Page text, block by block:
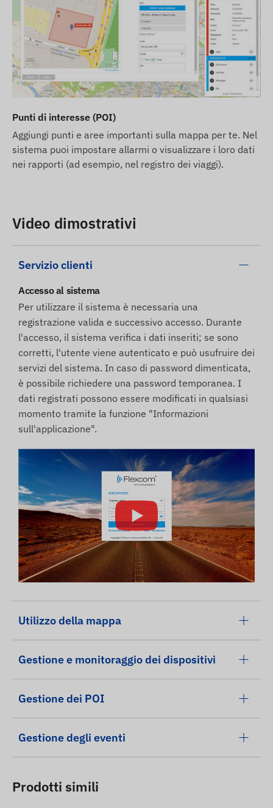
Punti di interesse (POI)
Aggiungi punti e aree importanti sulla mappa per te. Nel
sistema puoi impostare allarmi o visualizzare i loro dati
nei rapporti (ad esempio, nel registro dei viaggi).
Video dimostrativi
Servizio clienti
Accesso al sistema
Per utilizzare il sistema è necessaria una
registrazione valida e successivo accesso. Durante
l'accesso, il sistema verifica i dati inseriti; se sono
corretti, l'utente viene autenticato e può usufruire dei
servizi del sistema. In caso di password dimenticata,
è possibile richiedere una password temporanea. I
dati registrati possono essere modificati in qualsiasi
momento tramite la funzione "Informazioni
sull'applicazione".
Utilizzo della mappa
Gestione e monitoraggio dei dispositivi
Gestione dei POI
Gestione degli eventi
Prodotti simili